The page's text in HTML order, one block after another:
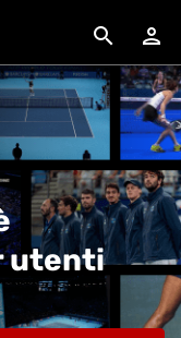
search person
utenti